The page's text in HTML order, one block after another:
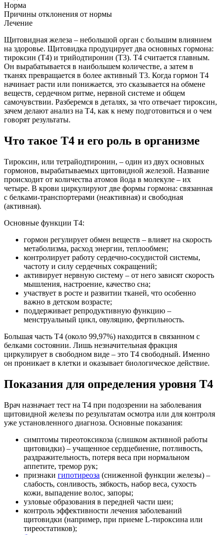
Норма
Причины отклонения от нормы
Лечение
Щитовидная железа – небольшой орган с большим влиянием
на здоровье. Щитовидка продуцирует два основных гормона:
тироксин (Т4) и трийодтиронин (Т3). Т4 считается главным.
Он вырабатывается в наибольшем количестве, а затем в
тканях превращается в более активный Т3. Когда гормон Т4
начинает расти или понижается, это сказывается на обмене
веществ, сердечном ритме, нервной системе и общем
самочувствии. Разберемся в деталях, за что отвечает тироксин,
зачем делают анализ на Т4, как к нему подготовиться и о чем
говорят результаты.
Что такое Т4 и его роль в организме
Тироксин, или тетрайодтиронин, – один из двух основных
гормонов, вырабатываемых щитовидной железой. Название
происходит от количества атомов йода в молекуле – их
четыре. В крови циркулируют две формы гормона: связанная
с белками-транспортерами (неактивная) и свободная
(активная).
Основные функции Т4:
гормон регулирует обмен веществ – влияет на скорость
метаболизма, расход энергии, теплообмен;
контролирует работу сердечно-сосудистой системы,
частоту и силу сердечных сокращений;
активирует нервную систему – от него зависят скорость
мышления, настроение, качество сна;
участвует в росте и развитии тканей, что особенно
важно в детском возрасте;
поддерживает репродуктивную функцию –
менструальный цикл, овуляцию, фертильность.
Большая часть Т4 (около 99,97%) находится в связанном с
белками состоянии. Лишь незначительная фракция
циркулирует в свободном виде – это Т4 свободный. Именно
он проникает в клетки и оказывает биологическое действие.
Показания для определения уровня Т4
Врач назначает тест на Т4 при подозрении на заболевания
щитовидной железы по результатам осмотра или для контроля
уже установленного диагноза. Основные показания:
симптомы тиреотоксикоза (слишком активной работы
щитовидки) – учащенное сердцебиение, потливость,
раздражительность, потеря веса при нормальном
аппетите, тремор рук;
признаки гипотиреоза (сниженной функции железы) –
слабость, сонливость, зябкость, набор веса, сухость
кожи, выпадение волос, запоры;
узловые образования в передней части шеи;
контроль эффективности лечения заболеваний
щитовидки (например, при приеме L-тироксина или
тиреостатиков);